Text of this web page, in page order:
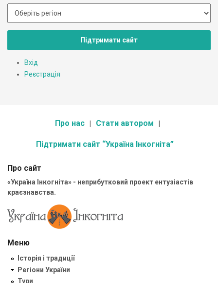
Підтримати сайт
Вхід
Реєстрація
Про нас Стати автором
Підтримати сайт “Україна Інкогніта”
Про сайт
«Україна Інкогніта» - неприбутковий проект ентузіастів
краєзнавства.
Меню
Історія і традиції
Регіони України
Тури